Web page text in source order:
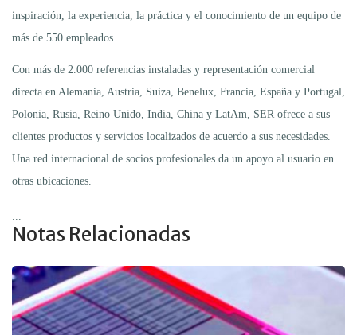
inspiración, la experiencia, la práctica y el conocimiento de un equipo de
más de 550 empleados.
Con más de 2.000 referencias instaladas y representación comercial
directa en Alemania, Austria, Suiza, Benelux, Francia, España y Portugal,
Polonia, Rusia, Reino Unido, India, China y LatAm, SER ofrece a sus
clientes productos y servicios localizados de acuerdo a sus necesidades.
Una red internacional de socios profesionales da un apoyo al usuario en
otras ubicaciones.
Notas Relacionadas